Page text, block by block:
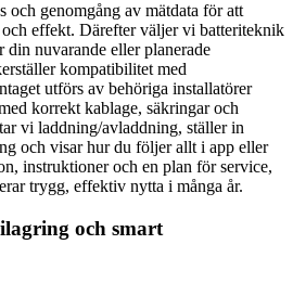
och genomgång av mätdata för att
effekt. Därefter väljer vi batteriteknik
din nuvarande eller planerade
kompatibilitet med
utförs av behöriga installatörer
korrekt kablage, säkringar och
vi laddning/avladdning, ställer in
och visar hur du följer allt i app eller
instruktioner och en plan för service,
trygg, effektiv nytta i många år.
och smart